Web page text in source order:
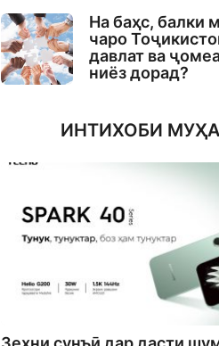
На баҳс, балки
чаро
давлат ва
ниёз дорад?
ИНТИХОБИ